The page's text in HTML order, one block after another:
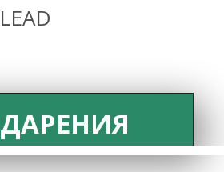
ДАРЕНИЯ